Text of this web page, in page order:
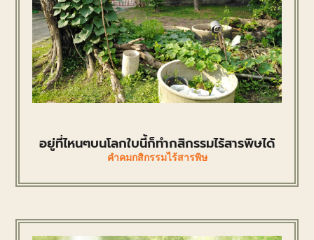
อยู่ที่ไหนๆบนโลกใบนี้ก็ทำกสิกรรมไร้สารพิษได้
คำคมกสิกรรมไร้สารพิษ